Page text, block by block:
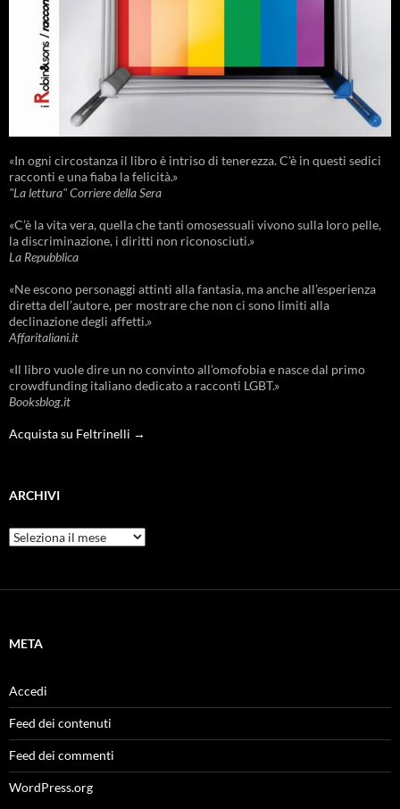
«In ogni circostanza il libro è intriso di tenerezza. C'è in questi sedici
racconti e una fiaba la felicità.»
"La lettura" Corriere della Sera
«C’è la vita vera, quella che tanti omosessuali vivono sulla loro pelle,
la discriminazione, i diritti non riconosciuti.»
La Repubblica
«Ne escono personaggi attinti alla fantasia, ma anche all’esperienza
diretta dell’autore, per mostrare che non ci sono limiti alla
declinazione degli affetti.»
Affaritaliani.it
«Il libro vuole dire un no convinto all’omofobia e nasce dal primo
crowdfunding italiano dedicato a racconti LGBT.»
Booksblog.it
Acquista su Feltrinelli →
ARCHIVI
Archivi
META
Accedi
Feed dei contenuti
Feed dei commenti
WordPress.org